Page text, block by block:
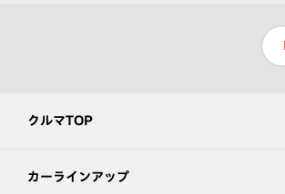
クルマTOP
カーラインアップ